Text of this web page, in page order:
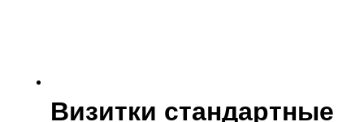
Визитки стандартные